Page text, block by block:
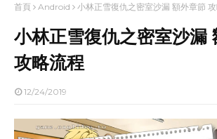
首頁 Android 小林正雪復仇之密室沙漏 額外章節
小林正雪復仇之密室沙漏
攻略流程
12/24/2019